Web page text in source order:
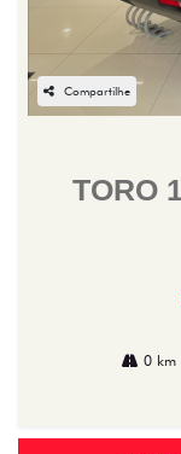
Compartilhe
TORO
0 km